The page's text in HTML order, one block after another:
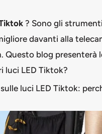
? Sono gli
davanti alla
blog presenterà
luci LED Tiktok?
luci LED Tiktok: